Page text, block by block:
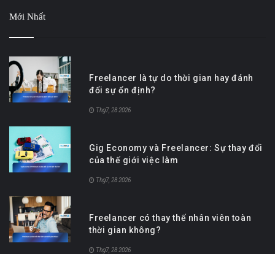
Mới Nhất
Freelancer là tự do thời gian hay đánh
đổi sự ổn định?
Thg7, 28 2026
Gig Economy và Freelancer: Sự thay đổi
của thế giới việc làm
Thg7, 28 2026
Freelancer có thay thế nhân viên toàn
thời gian không?
Thg7, 28 2026